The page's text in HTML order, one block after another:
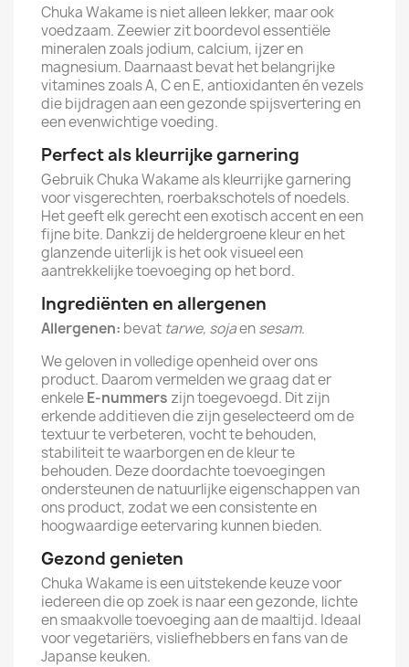
Chuka Wakame is niet alleen lekker, maar ook
voedzaam. Zeewier zit boordevol essentiële
mineralen zoals jodium, calcium, ijzer en
magnesium. Daarnaast bevat het belangrijke
vitamines zoals A, C en E, antioxidanten én vezels
die bijdragen aan een gezonde spijsvertering en
een evenwichtige voeding.
Perfect als kleurrijke garnering
Gebruik Chuka Wakame als kleurrijke garnering
voor visgerechten, roerbakschotels of noedels.
Het geeft elk gerecht een exotisch accent en een
fijne bite. Dankzij de heldergroene kleur en het
glanzende uiterlijk is het ook visueel een
aantrekkelijke toevoeging op het bord.
Ingrediënten en allergenen
Allergenen: bevat tarwe, sojaensesam.
We geloven in volledige openheid over ons
product. Daarom vermelden we graag dat er
enkeleE-nummers zijn toegevoegd. Dit zijn
erkende additieven die zijn geselecteerd om de
textuur te verbeteren, vocht te behouden,
stabiliteit te waarborgen en de kleur te
behouden. Deze doordachte toevoegingen
ondersteunen de natuurlijke eigenschappen van
ons product, zodat we een consistente en
hoogwaardige eetervaring kunnen bieden.
Gezond genieten
Chuka Wakame is een uitstekende keuze voor
iedereen die op zoek is naar een gezonde, lichte
en smaakvolle toevoeging aan de maaltijd. Ideaal
voor vegetariërs, visliefhebbers en fans van de
Japanse keuken.